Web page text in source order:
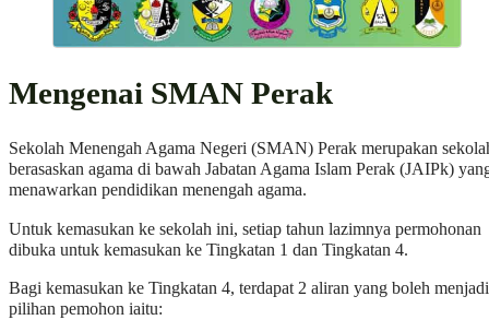
Mengenai SMAN Perak
Sekolah Menengah Agama Negeri (SMAN) Perak merupakan
berasaskan agama di bawah Jabatan Agama Islam Perak (JAIPk)
menawarkan pendidikan menengah agama.
Untuk kemasukan ke sekolah ini, setiap tahun lazimnya permohonan
dibuka untuk kemasukan ke Tingkatan 1 dan Tingkatan 4.
Bagi kemasukan ke Tingkatan 4, terdapat 2 aliran yang boleh menjadi
pilihan pemohon iaitu: